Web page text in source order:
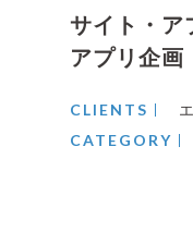
サイト・ア
アプリ企画
CLIENTS
CATEGORY